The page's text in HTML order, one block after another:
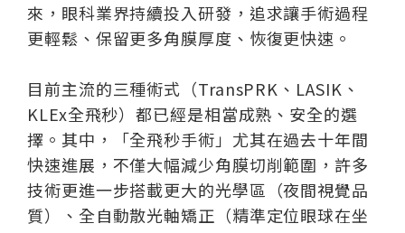
來，眼科業界持續投入研發，追求讓手術過程
更輕鬆、保留更多角膜厚度、恢復更快速。
目前主流的三種術式（TransPRK、LASIK、
KLEx全飛秒）都已經是相當成熟、安全的選
擇。其中，「全飛秒手術」尤其在過去十年間
快速進展，不僅大幅減少角膜切削範圍，許多
技術更進一步搭載更大的光學區（夜間視覺品
質）、全自動散光軸矯正（精準定位眼球在坐